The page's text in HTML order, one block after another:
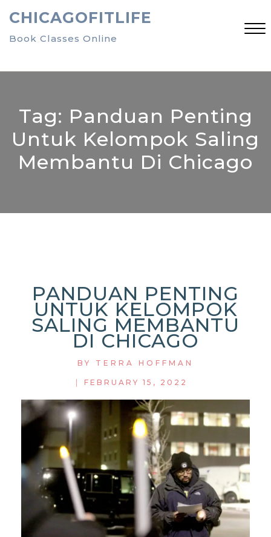
to
content
CHICAGOFITLIFE
Book Classes Online
Close
Tag: Panduan Penting
Untuk Kelompok Saling
Membantu Di Chicago
PANDUAN PENTING
UNTUK KELOMPOK
SALING MEMBANTU
DI CHICAGO
BY TERRA HOFFMAN
| FEBRUARY 15, 2022